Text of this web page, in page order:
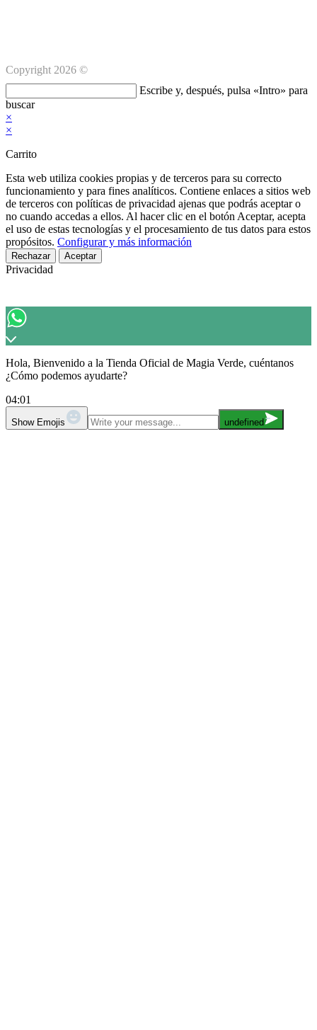
Copyright 2026 ©
en
esta
web
Escribe y, después, pulsa «Intro» para
buscar
×
×
Carrito
Esta web utiliza cookies propias y de terceros para su correcto
funcionamiento y para fines analíticos. Contiene enlaces a sitios web
de terceros con políticas de privacidad ajenas que podrás aceptar o
no cuando accedas a ellos. Al hacer clic en el botón Aceptar, acepta
el uso de estas tecnologías y el procesamiento de tus datos para estos
propósitos. Configurar y más información
Rechazar Aceptar
Privacidad
Hola, Bienvenido a la Tienda Oficial de Magia Verde, cuéntanos
¿Cómo podemos ayudarte?
04:01
Show Emojis undefined